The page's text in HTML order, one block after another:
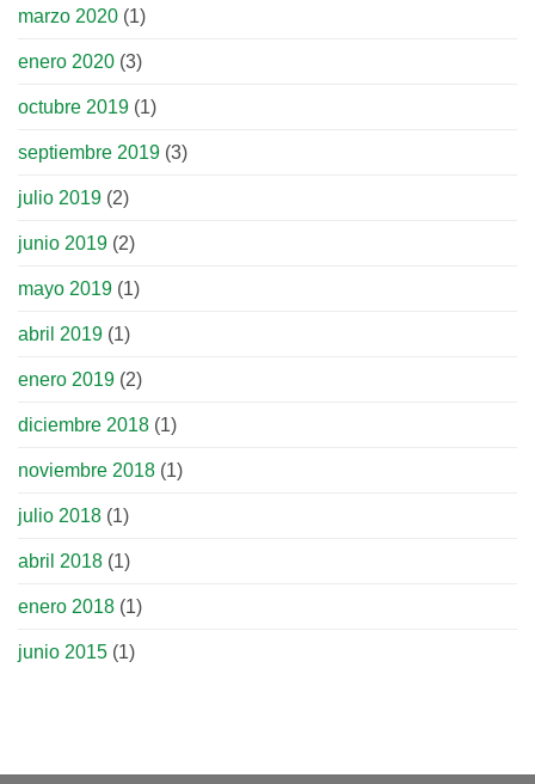
marzo 2020 (1)
enero 2020 (3)
octubre 2019 (1)
septiembre 2019 (3)
julio 2019 (2)
junio 2019 (2)
mayo 2019 (1)
abril 2019 (1)
enero 2019 (2)
diciembre 2018 (1)
noviembre 2018 (1)
julio 2018 (1)
abril 2018 (1)
enero 2018 (1)
junio 2015 (1)